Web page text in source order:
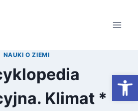
NAUKI O ZIEMI
Klimat *